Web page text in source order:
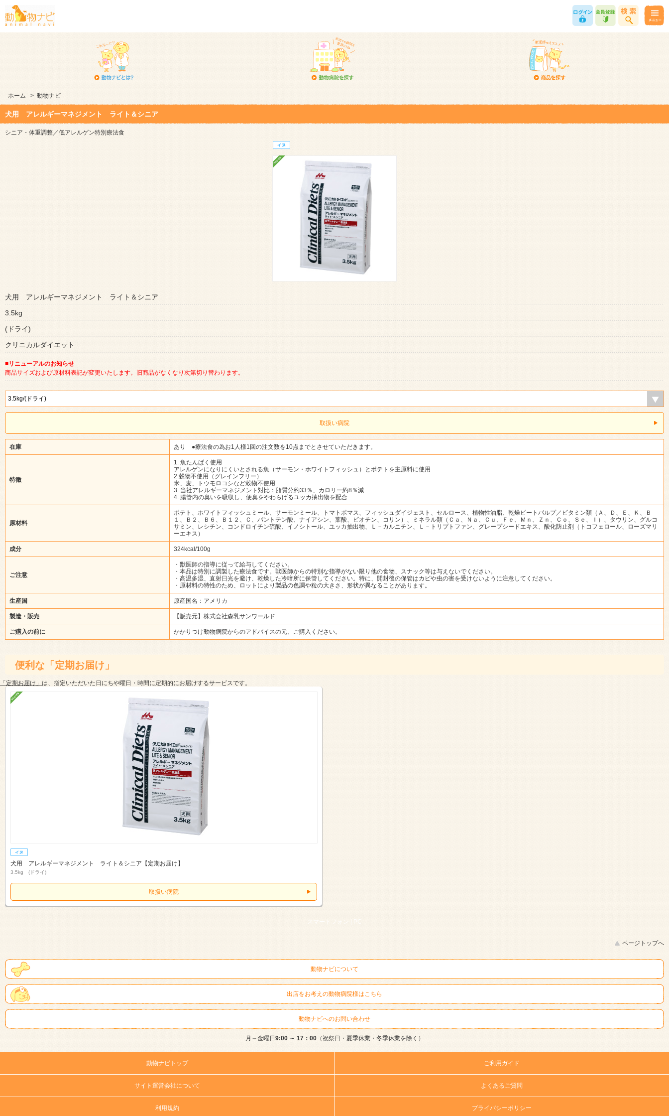
ホーム > 動物ナビ
犬用 アレルギーマネジメント ライト＆シニア
シニア・体重調整／低アレルゲン特別療法食
犬用 アレルギーマネジメント ライト＆シニア
3.5kg
(ドライ)
クリニカルダイエット
■リニューアルのお知らせ
商品サイズおよび原材料表記が変更いたします。旧商品がなくなり次第切り替わります。
取扱い病院
在庫 あり ●療法食の為お1人様1回の注文数を10点までとさせていただきます。
特徴
1. 魚たんぱく使用
アレルゲンになりにくいとされる魚（サーモン・ホワイトフィッシュ）とポテトを主原料に使用
2.穀物不使用（グレインフリー）
米、麦、トウモロコシなど穀物不使用
3. 当社アレルギーマネジメント対比：脂質分約33％、カロリー約8％減
4. 腸管内の臭いを吸収し、便臭をやわらげるユッカ抽出物を配合
原材料
ポテト、ホワイトフィッシュミール、サーモンミール、トマトポマス、フィッシュダイジェスト、セルロース、植物性油脂、乾燥ビートパルプ／ビタミン類（Ａ、Ｄ、Ｅ、Ｋ、Ｂ
１、Ｂ２、Ｂ６、Ｂ１２、Ｃ、パントテン酸、ナイアシン、葉酸、ビオチン、コリン）、ミネラル類（Ｃａ、Ｎａ、Ｃｕ、Ｆｅ、Ｍｎ、Ｚｎ、Ｃｏ、Ｓｅ、Ｉ）、タウリン、グルコ
サミン、レシチン、コンドロイチン硫酸、イノシトール、ユッカ抽出物、Ｌ－カルニチン、Ｌ－トリプトファン、グレープシードエキス、酸化防止剤（トコフェロール、ローズマリ
ーエキス）
成分 324kcal/100g
ご注意
・獣医師の指導に従って給与してください。
・本品は特別に調製した療法食です。獣医師からの特別な指導がない限り他の食物、スナック等は与えないでください。
・高温多湿、直射日光を避け、乾燥した冷暗所に保管してください。特に、開封後の保管はカビや虫の害を受けないように注意してください。
・原材料の特性のため、ロットにより製品の色調や粒の大きさ、形状が異なることがあります。
生産国 原産国名：アメリカ
製造・販売 【販売元】株式会社森乳サンワールド
ご購入の前に かかりつけ動物病院からのアドバイスの元、ご購入ください。
便利な「定期お届け」
「定期お届け」 は、指定いただいた日にちや曜日・時間に定期的にお届けするサービスです。
犬用 アレルギーマネジメント ライト＆シニア【定期お届け】
3.5kg (ドライ)
取扱い病院
スマートフォン | PC
ページトップへ
動物ナビについて
出店をお考えの動物病院様はこちら
動物ナビへのお問い合わせ
月～金曜日 9:00 ～ 17：00（祝祭日・夏季休業・冬季休業を除く）
動物ナビトップ ご利用ガイド
サイト運営会社について よくあるご質問
利用規約 プライバシーポリシー